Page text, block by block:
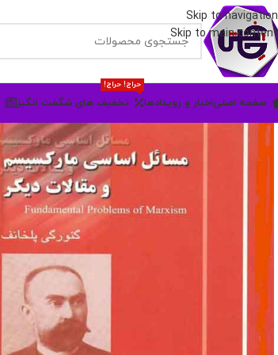
Skip to navigation
Skip to main content
صفحه اصلیاخبار و رویدادها تخفیف های شگفت انگیز
حراج! حراج!